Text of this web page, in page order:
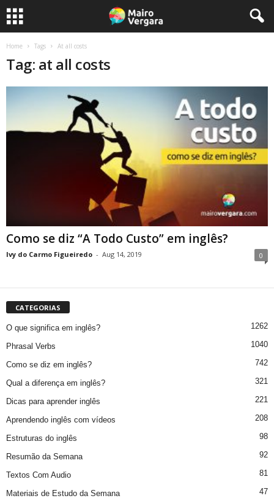
Home Tags At all costs
Tag: at all costs
Como se diz “A Todo Custo” em inglês?
Ivy do Carmo Figueiredo - Aug 14, 2019 0
CATEGORIAS
O que significa em inglês? 1262
Phrasal Verbs 1040
Como se diz em inglês? 742
Qual a diferença em inglês? 321
Dicas para aprender inglês 221
Aprendendo inglês com vídeos 208
Estruturas do inglês 98
Resumão da Semana 92
Textos Com Audio 81
Materiais de Estudo da Semana 47